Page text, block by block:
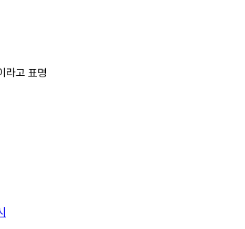
라고 표명